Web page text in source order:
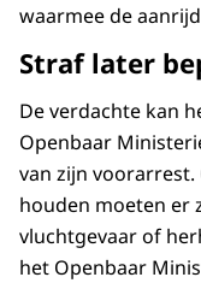
waarmee de
Straf later
De verdachte kan
Openbaar
van zijn
houden moeten er
vluchtgevaar of
het Openbaar